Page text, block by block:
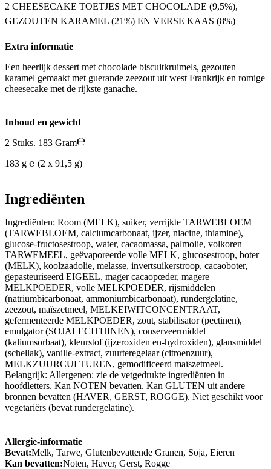
2 CHEESECAKE TOETJES MET CHOCOLADE (9,5%),
GEZOUTEN KARAMEL (21%) EN VERSE KAAS (8%)
Extra informatie
Een heerlijk dessert met chocolade biscuitkruimels, gezouten
karamel gemaakt met guerande zeezout uit west Frankrijk en romige
cheesecake met de rijkste ganache.
Inhoud en gewicht
2 Stuks. 183 Gram
183 g ℮ (2 x 91,5 g)
Ingrediënten
Ingrediënten: Room (MELK), suiker, verrijkte TARWEBLOEM
(TARWEBLOEM, calciumcarbonaat, ijzer, niacine, thiamine),
glucose-fructosestroop, water, cacaomassa, palmolie, volkoren
TARWEMEEL, geëvaporeerde volle MELK, glucosestroop, boter
(MELK), koolzaadolie, melasse, invertsuikerstroop, cacaoboter,
gepasteuriseerd EIGEEL, mager cacaopœder, magere
MELKPOEDER, volle MELKPOEDER, rijsmiddelen
(natriumbicarbonaat, ammoniumbicarbonaat), rundergelatine,
zeezout, maïszetmeel, MELKEIWITCONCENTRAAT,
gefermenteerde MELKPOEDER, zout, stabilisator (pectinen),
emulgator (SOJALECITHINEN), conserveermiddel
(kaliumsorbaat), kleurstof (ijzeroxiden en-hydroxiden), glansmiddel
(schellak), vanille-extract, zuurteregelaar (citroenzuur),
MELKZUURCULTUREN, gemodificeerd maïszetmeel.
Belangrijk: Allergenen: zie de vetgedrukte ingrediënten in
hoofdletters. Kan NOTEN bevatten. Kan GLUTEN uit andere
bronnen bevatten (HAVER, GERST, ROGGE). Niet geschikt voor
vegetariërs (bevat rundergelatine).
Allergie-informatie
Bevat:Melk, Tarwe, Glutenbevattende Granen, Soja, Eieren
Kan bevatten:Noten, Haver, Gerst, Rogge